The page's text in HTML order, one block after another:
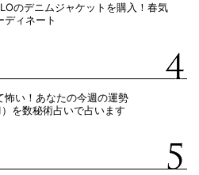
のデニムジャケットを購入！春気
ディネート
怖い！あなたの今週の運勢
）を数秘術占いで占います